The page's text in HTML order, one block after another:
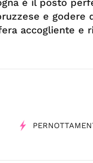
e godere
accogliente e